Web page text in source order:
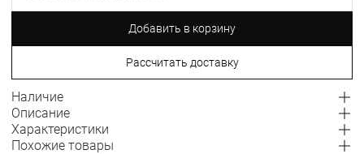
Добавить в корзину
Рассчитать доставку
Наличие
Описание
Характеристики
Похожие товары